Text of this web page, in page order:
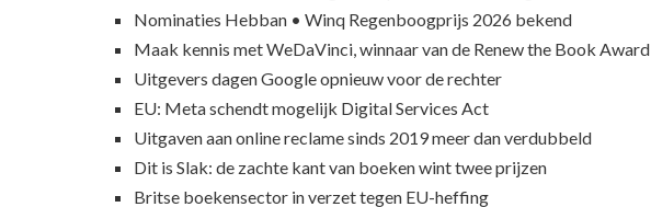
Nominaties Hebban • Winq Regenboogprijs 2026 bekend
Maak kennis met WeDaVinci, winnaar van de Renew the Book Award
Uitgevers dagen Google opnieuw voor de rechter
EU: Meta schendt mogelijk Digital Services Act
Uitgaven aan online reclame sinds 2019 meer dan verdubbeld
Dit is Slak: de zachte kant van boeken wint twee prijzen
Britse boekensector in verzet tegen EU-heffing